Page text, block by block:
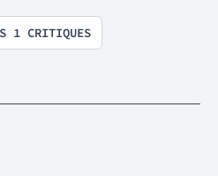
1 CRITIQUES